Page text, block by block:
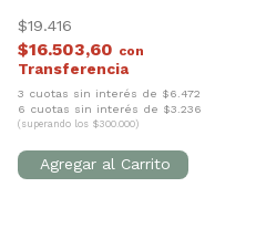
$19.416
$16.503,60 con
3 cuotas sin interés de $6.472
6 cuotas sin interés de $3.236
(superando los $300.000)